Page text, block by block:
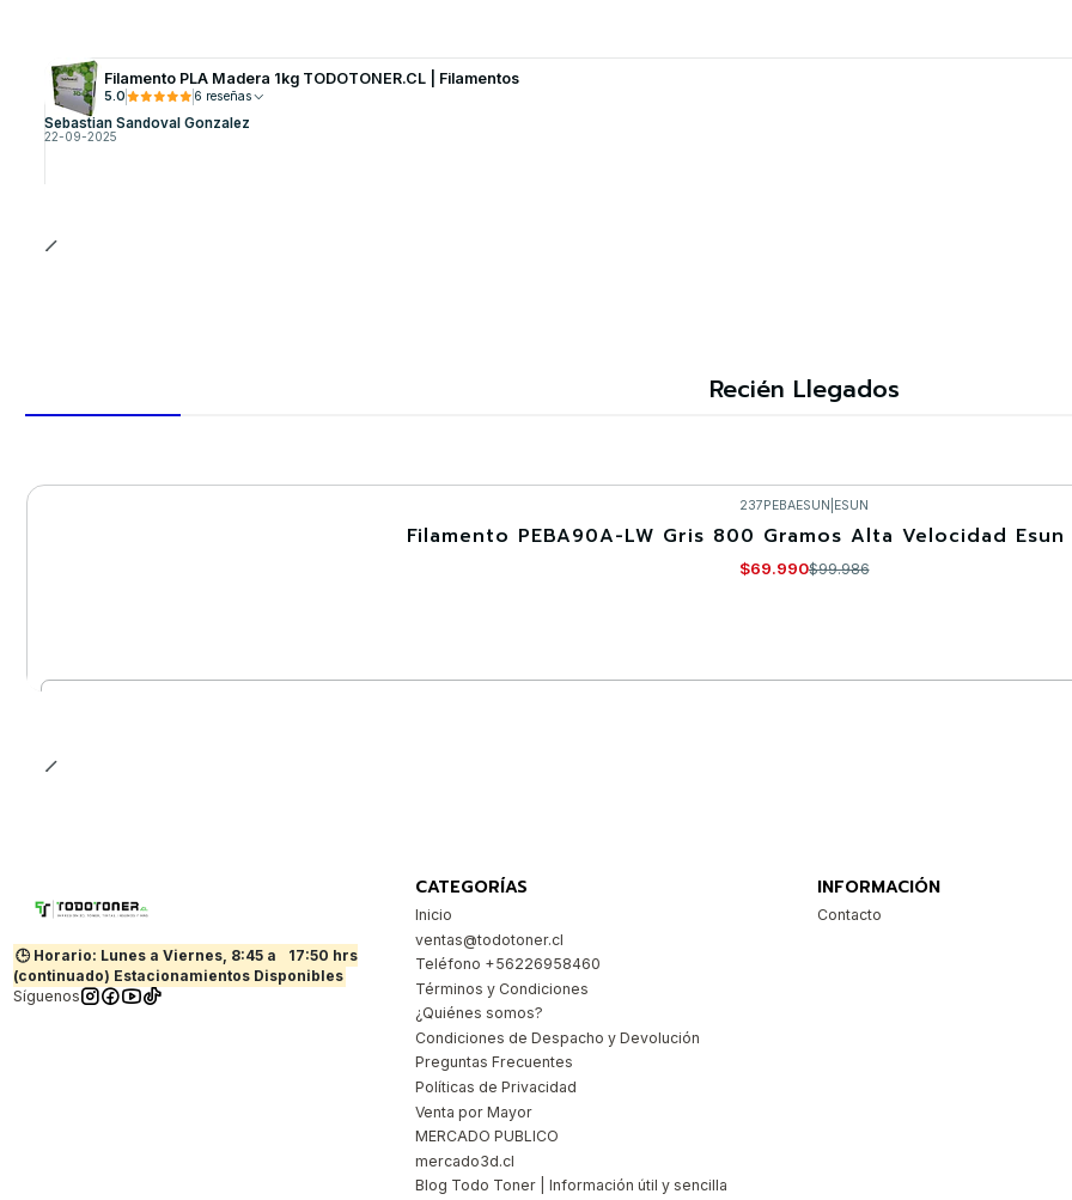
Filamento PLA Madera 1kg TODOTONER.CL | Filamentos
5.0 6 reseñas
Sebastian Sandoval Gonzalez
22-09-2025
Recién Llegados
237PEBAESUN ESUN
Filamento PEBA90A-LW Gris 800 Gramos Alta Velocidad
$69.990$99.986
🕒 Horario: Lunes a Viernes, 8:45 a
17:50 hrs
(continuado) Estacionamientos Disponibles
Síguenos
CATEGORÍAS
Inicio
ventas@todotoner.cl
Teléfono +56226958460
Términos y Condiciones
¿Quiénes somos?
Condiciones de Despacho y Devolución
Preguntas Frecuentes
Políticas de Privacidad
Venta por Mayor
MERCADO PUBLICO
mercado3d.cl
Blog Todo Toner | Información útil y sencilla
INFORMACIÓN
Contacto